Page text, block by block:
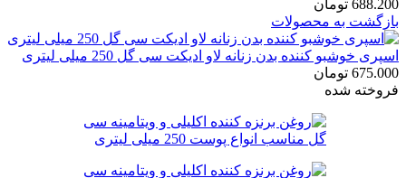
688.200 تومان
بازگشت به محصولات
اسپری خوشبو کننده بدن زنانه لاو ادیکت سی گل 250 میلی لیتری
675.000 تومان
فروخته شده